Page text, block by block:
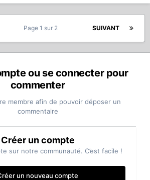
SUIVANT
Page 1 sur 2
ou se connecter pour
commenter
membre afin de pouvoir déposer un
commentaire
Créer un compte
sur notre communauté. C’est facile !
un nouveau compte